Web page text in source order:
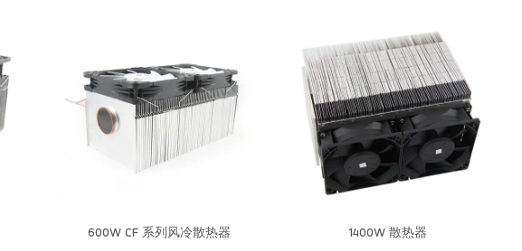
600W CF 系列风冷散热器 1400W 散热器